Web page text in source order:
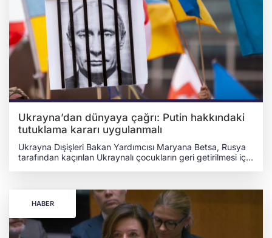
Ukrayna’dan dünyaya çağrı: Putin hakkındaki
tutuklama kararı uygulanmalı
Ukrayna Dışişleri Bakan Yardımcısı Maryana Betsa, Rusya
tarafından kaçırılan Ukraynalı çocukların geri getirilmesi için
Ukrinform’a konuşan Betsa, yalnızca kınama mesajlarının
yeterli olmadığını belirterek, Rusya üzerindeki uluslararası
baskının artırılması gerektiğini ifade etti. “TUTUKLAMA
KARARLARI UYGULANMALI” Betsa, Uluslararası Ceza
Mahkemesi tarafından 2023 yılında Rusya Devlet Başkanı
HABER